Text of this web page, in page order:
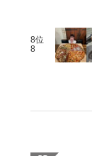
8位
8